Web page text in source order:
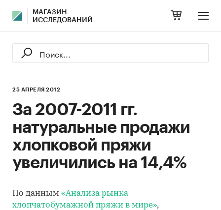
МАГАЗИН
ИССЛЕДОВАНИЙ
25 АПРЕЛЯ 2012
За 2007-2011 гг.
натуральные продажи
хлопковой пряжи
увеличились на 14,4%
По данным «Анализа рынка
хлопчатобумажной пряжи в мире»,